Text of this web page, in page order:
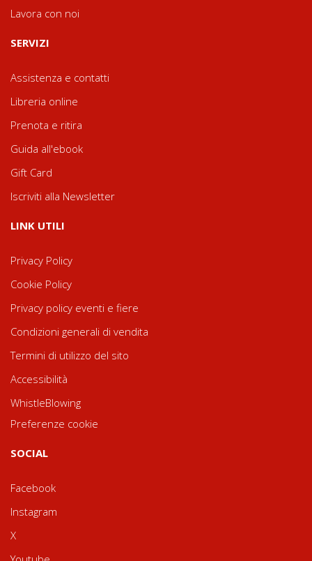
Lavora con noi
SERVIZI
Assistenza e contatti
Libreria online
Prenota e ritira
Guida all'ebook
Gift Card
Iscriviti alla Newsletter
LINK UTILI
Privacy Policy
Cookie Policy
Privacy policy eventi e fiere
Condizioni generali di vendita
Termini di utilizzo del sito
Accessibilità
WhistleBlowing
Preferenze cookie
SOCIAL
Facebook
Instagram
X